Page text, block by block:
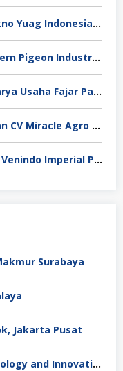
Operator CNC Milling PT Ekno Yuag Indonesia Bekasi
Operator Produksi PT Eastern Pigeon Industry Deli Serdang
Pengawas Lapangan CV Karya Usaha Fajar Pasuruan
Operator Produksi Makanan CV Miracle Agro Spices Sidoarjo
Staff Finishing Percetakan Venindo Imperial Perkasa Bandung Kota
Surabaya
Jakarta Pusat
Satpam PT Paragon Technology and Innovation Jakarta